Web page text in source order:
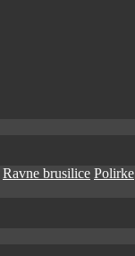
Ravne brusilice Polirke